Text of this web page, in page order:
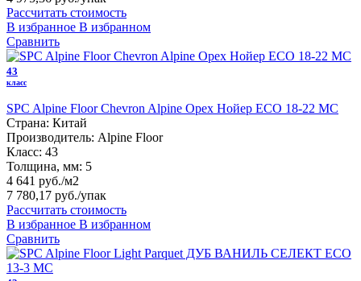
Рассчитать стоимость
В избранное В избранном
Сравнить
43
класс
SPC Alpine Floor Chevron Alpine Орех Нойер ECO 18-22 MC
Страна: Китай
Производитель: Alpine Floor
Класс: 43
Толщина, мм: 5
4 641 руб./м2
7 780,17 руб./упак
Рассчитать стоимость
В избранное В избранном
Сравнить